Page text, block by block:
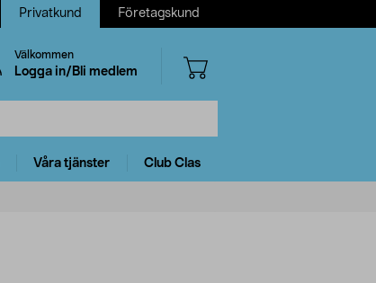
Privatkund Företagskund
Välkommen
Logga in/Bli medlem
Våra tjänster Club Clas